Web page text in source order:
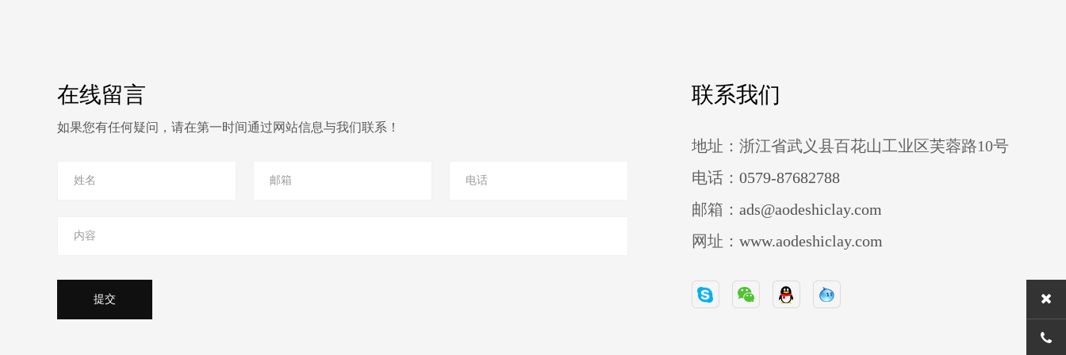
在线留言
如果您有任何疑问，请在第一时间通过网站信息与我们联系！
提交
联系我们
地址：浙江省武义县百花山工业区芙蓉路10号
电话： 0579-87682788
邮箱： ads@aodeshiclay.com
网址： www.aodeshiclay.com
0579-